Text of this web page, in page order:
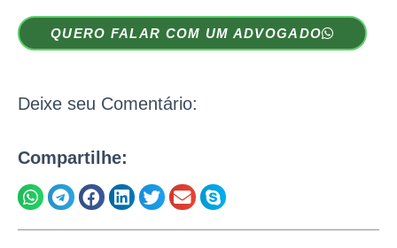
QUERO FALAR COM UM ADVOGADO
Deixe seu Comentário:
Compartilhe: